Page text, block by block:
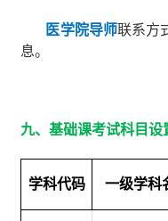
医学院导师联系方
息。
九、基础课考试科目设
学科代码 一级学科